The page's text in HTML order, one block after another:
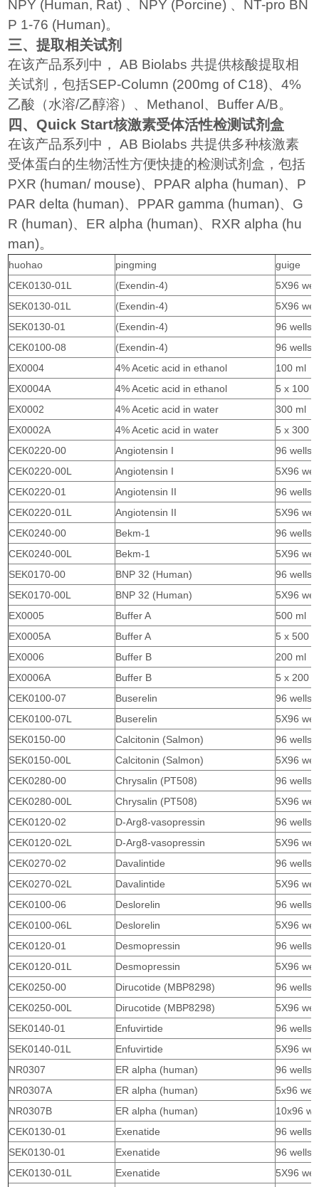
NPY (Human, Rat) 、 NPY (Porcine) 、
NT-pro BN
P 1-76 (Human)。
三、提取相关试剂
在该产品系列中， AB Biolabs共提供核酸提取相
关试剂，包括SEP-Column (200mg of C18)、4%
乙酸（水溶/乙醇溶）、 Methanol 、 Buffer A/B。
四、Quick Start核激素受体活性检测试剂盒
在该产品系列中， AB Biolabs共提供多种核激素
受体蛋白的生物活性方便快捷的检测试剂盒，包括
PXR (human/ mouse)、 PPAR alpha (human)、 P
PAR delta (human)、 PPAR gamma (human)、 G
R (human)、 ER alpha (human)、 RXR alpha (hu
man)。
huohao pingming
guige
CEK0130-01L
(Exendin-4)
5X96
SEK0130-01L
(Exendin-4)
5X96
SEK0130-01
(Exendin-4)
96 wells
CEK0100-08
(Exendin-4)
96 wells
EX0004
4% Acetic acid in ethanol
100 ml
EX0004A
4% Acetic acid in ethanol
5 x 100
EX0002
4% Acetic acid in water
300 ml
EX0002A
4% Acetic acid in water
5 x 300
CEK0220-00
Angiotensin I
96 wells
CEK0220-00L
Angiotensin I
5X96
CEK0220-01
Angiotensin II
96 wells
CEK0220-01L
Angiotensin II
5X96
CEK0240-00
Bekm-1
96 wells
CEK0240-00L
Bekm-1
5X96
SEK0170-00
BNP 32 (Human)
96 wells
SEK0170-00L
BNP 32 (Human)
5X96
EX0005
Buffer A
500 ml
EX0005A
Buffer A
5 x 500
EX0006
Buffer B
200 ml
EX0006A
Buffer B
5 x 200
CEK0100-07
Buserelin
96 wells
CEK0100-07L
Buserelin
5X96
SEK0150-00
Calcitonin (Salmon)
96 wells
SEK0150-00L
Calcitonin (Salmon)
5X96
CEK0280-00
Chrysalin (PT508)
96 wells
CEK0280-00L
Chrysalin (PT508)
5X96
CEK0120-02
D-Arg8-vasopressin
96 wells
CEK0120-02L
D-Arg8-vasopressin
5X96
CEK0270-02
Davalintide
96 wells
CEK0270-02L
Davalintide
5X96
CEK0100-06
Deslorelin
96 wells
CEK0100-06L
Deslorelin
5X96
CEK0120-01
Desmopressin
96 wells
CEK0120-01L
Desmopressin
5X96
CEK0250-00
Dirucotide (MBP8298)
96 wells
CEK0250-00L
Dirucotide (MBP8298)
5X96
SEK0140-01
Enfuvirtide
96 wells
SEK0140-01L
Enfuvirtide
5X96
NR0307
ER alpha (human)
96 wells
NR0307A
ER alpha (human)
5x96
NR0307B
ER alpha (human)
10x96
CEK0130-01
Exenatide
96 wells
SEK0130-01
Exenatide
96 wells
CEK0130-01L
Exenatide
5X96